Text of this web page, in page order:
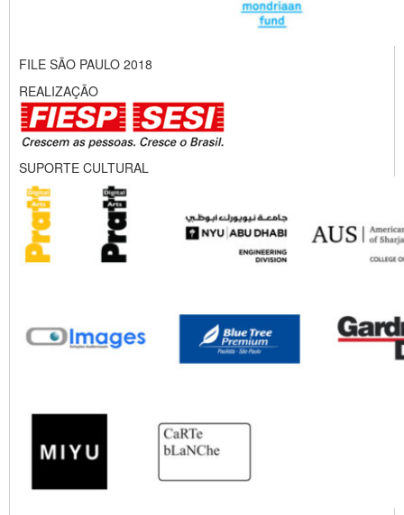
FILE SÃO PAULO 2018
REALIZAÇÃO
SUPORTE CULTURAL